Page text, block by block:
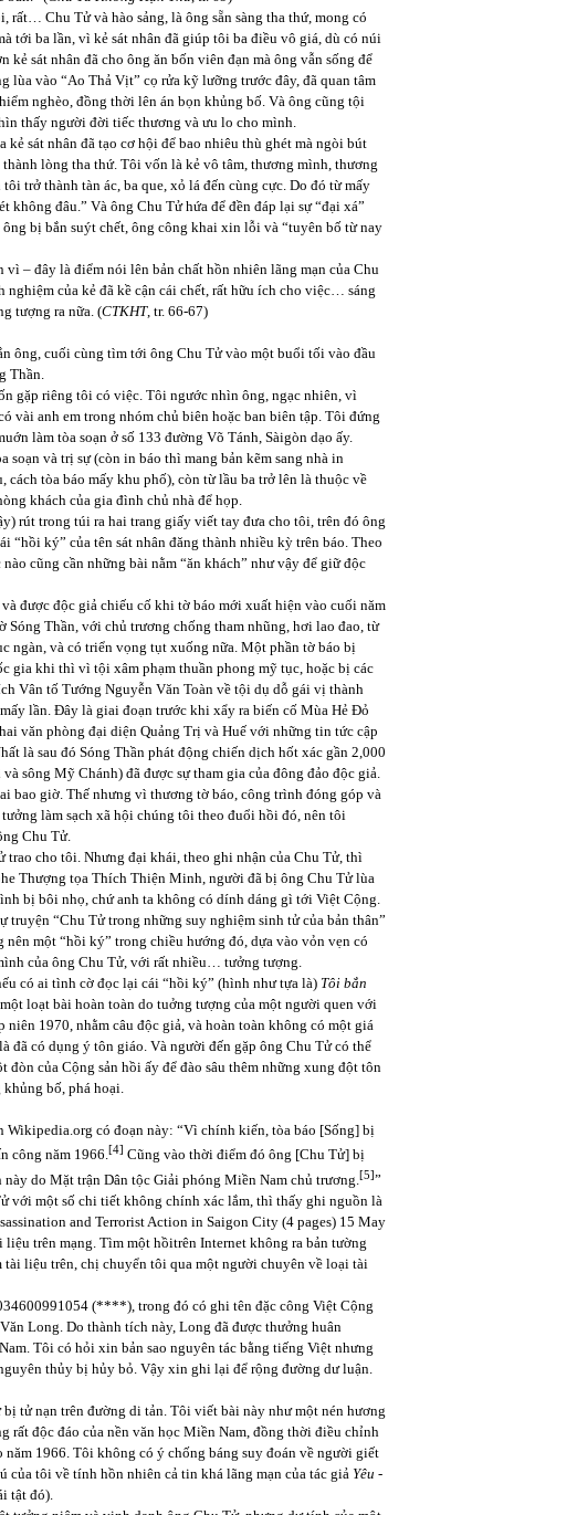
Chu Tử và hào sảng, là ông sẵn sàng tha thứ, mong có
tới ba lần, vì kẻ sát nhân đã giúp tôi ba điều vô giá, dù có núi
sát nhân đã cho ông ăn bốn viên đạn mà ông vẫn sống để
lùa vào “Ao Thả Vịt” cọ rửa kỹ lưỡng trước đây, đã quan tâm
nghèo, đồng thời lên án bọn khủng bố. Và ông cũng tội
thấy người đời tiếc thương và ưu lo cho mình.
sát nhân đã tạo cơ hội để bao nhiêu thù ghét mà ngòi bút
lòng tha thứ. Tôi vốn là kẻ vô tâm, thương mình, thương
trở thành tàn ác, ba que, xỏ lá đến cùng cực. Do đó từ mấy
đâu.” Và ông Chu Tử hứa để đền đáp lại sự “đại xá”
bị bắn suýt chết, ông công khai xin lỗi và “tuyên bố từ nay
– đây là điểm nói lên bản chất hồn nhiên lãng mạn của Chu
của kẻ đã kề cận cái chết, rất hữu ích cho việc… sáng
tượng ra nữa. (CTKHT, tr. 66-67)
ông, cuối cùng tìm tới ông Chu Tử vào một buổi tối vào đầu
Thần.
gặp riêng tôi có việc. Tôi ngước nhìn ông, ngạc nhiên, vì
vài anh em trong nhóm chủ biên hoặc ban biên tập. Tôi đứng
làm tòa soạn ở số 133 đường Võ Tánh, Sàigòn dạo ấy.
và trị sự (còn in báo thì mang bản kẽm sang nhà in
tòa báo mấy khu phố), còn từ lầu ba trở lên là thuộc về
khách của gia đình chủ nhà để họp.
rút trong túi ra hai trang giấy viết tay đưa cho tôi, trên đó ông
ký” của tên sát nhân đăng thành nhiều kỳ trên báo. Theo
cũng cần những bài nằm “ăn khách” như vậy để giữ độc
được độc giả chiếu cố khi tờ báo mới xuất hiện vào cuối năm
Thần, với chủ trương chống tham nhũng, hơi lao đao, từ
ngàn, và có triển vọng tụt xuống nữa. Một phần tờ báo bị
khi thì vì tội xâm phạm thuần phong mỹ tục, hoặc bị các
Vân tố Tướng Nguyễn Văn Toàn về tội dụ dỗ gái vị thành
lần. Đây là giai đoạn trước khi xẩy ra biến cố Mùa Hẻ Đỏ
văn phòng đại diện Quảng Trị và Huế với những tin tức cập
là sau đó Sóng Thần phát động chiến dịch hốt xác gần 2,000
sông Mỹ Chánh) đã được sự tham gia của đông đảo độc giả.
bao giờ. Thế nhưng vì thương tờ báo, công trình đóng góp và
làm sạch xã hội chúng tôi theo đuổi hồi đó, nên tôi
Chu Tử.
cho tôi. Nhưng đại khái, theo ghi nhận của Chu Tử, thì
Thượng tọa Thích Thiện Minh, người đã bị ông Chu Tử lùa
bị bôi nhọ, chứ anh ta không có dính dáng gì tới Việt Cộng.
“Chu Tử trong những suy nghiệm sinh tử của bản thân”
nên một “hồi ký” trong chiều hướng đó, dựa vào vỏn vẹn có
của ông Chu Tử, với rất nhiều… tưởng tượng.
có ai tình cờ đọc lại cái “hồi ký” (hình như tựa là) Tôi bắn
loạt bài hoàn toàn do tuởng tượng của một người quen với
1970, nhằm câu độc giả, và hoàn toàn không có một giá
đã có dụng ý tôn giáo. Và người đến gặp ông Chu Tử có thể
của Cộng sản hồi ấy để đào sâu thêm những xung đột tôn
khủng bố, phá hoại.
có đoạn này: “Vì chính kiến, tòa báo [Sống] bị
công năm 1966.[4] Cũng vào thời điểm đó ông [Chu Tử] bị
do Mặt trận Dân tộc Giải phóng Miền Nam chủ trương. [5]”
với một số chi tiết không chính xác lắm, thì thấy ghi nguồn là
and Terrorist Action in Saigon City (4 pages) 15 May
trên mạng. Tìm một hồitrên Internet không ra bản tường
liệu trên, chị chuyển tôi qua một người chuyên về loại tài
(****), trong đó có ghi tên đặc công Việt Cộng
Long. Do thành tích này, Long đã được thưởng huân
Tôi có hỏi xin bản sao nguyên tác bằng tiếng Việt nhưng
thủy bị hủy bỏ. Vậy xin ghi lại để rộng đường dư luận.
tử nạn trên đường di tản. Tôi viết bài này như một nén hương
rất độc đáo của nền văn học Miền Nam, đồng thời điều chỉnh
1966. Tôi không có ý chống báng suy đoán về người giết
tôi về tính hồn nhiên cả tin khá lãng mạn của tác giả Yêu -
tật đó).